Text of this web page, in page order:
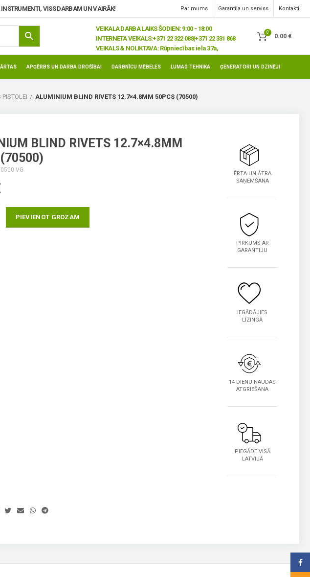
VISS DARBAM UN VAIRĀK! Par mums Garantija un serviss Kontakti
VEIKALA DARBA LAIKS ŠODIEN: 9:00 - 18:00
INTERNETA VEIKALS:+371 22 322 088|+371 22 331 868
VEIKALS & NOLIKTAVA: Rūpniecības iela 37a,
0
0.00 €
APĢĒRBS UN DARBA DROŠĪBAI DARBNĪCU MĒBELES LUMAG TEHNIKA ĢENERATORI UN DZINĒJI
ALUMINIUM BLIND RIVETS 12.7×4.8MM 50PCS (70500)
BLIND RIVETS 12.7×4.8MM
VG
PIEVIENOT GROZAM
ĒRTA UN ĀTRA
SAŅEMŠANA
PIRKUMS AR
GARANTIJU
IEGĀDĀJIES
LĪZINGĀ
14 DIENU NAUDAS
ATGRIEŠANA
PIEGĀDE VISĀ
LATVIJĀ